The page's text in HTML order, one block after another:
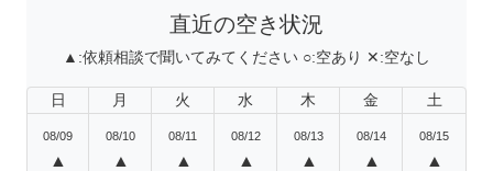
直近の空き状況
▲:依頼相談で聞いてみてください ○:空あり ✕:空なし
日 月 火 水 木 金 土
08/09
▲
08/10
▲
08/11
▲
08/12
▲
08/13
▲
08/14
▲
08/15
▲